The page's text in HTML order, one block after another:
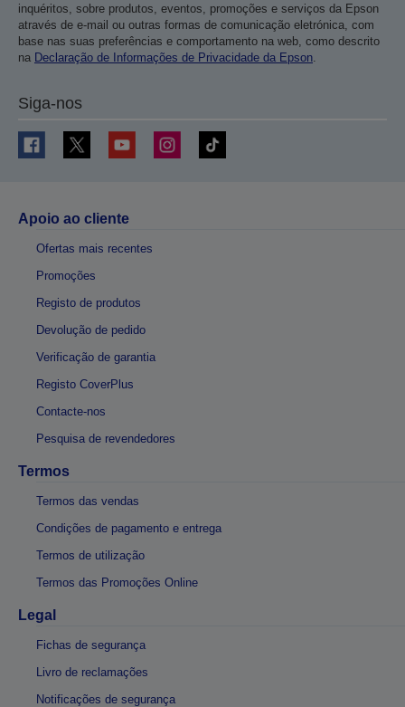
inquéritos, sobre produtos, eventos, promoções e serviços da Epson
através de e-mail ou outras formas de comunicação eletrónica, com
base nas suas preferências e comportamento na web, como descrito
na Declaração de Informações de Privacidade da Epson
Siga-nos
Apoio ao cliente
Ofertas mais recentes
Promoções
Registo de produtos
Devolução de pedido
Verificação de garantia
Registo CoverPlus
Contacte-nos
Pesquisa de revendedores
Termos
Termos das vendas
Condições de pagamento e entrega
Termos de utilização
Termos das Promoções Online
Legal
Fichas de segurança
Livro de reclamações
Notificações de segurança